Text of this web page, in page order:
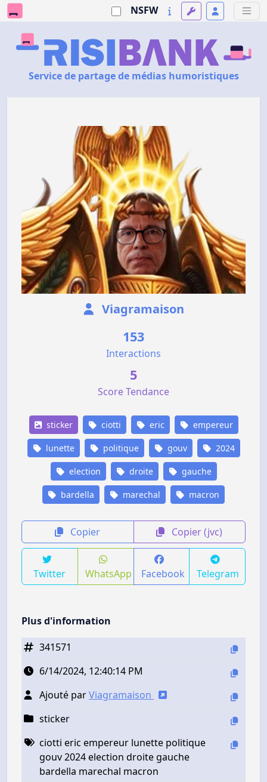
NSFW
Service de partage de médias humoristiques
Viagramaison
153
Interactions
5
Score Tendance
sticker ciotti eric empereur
lunette politique gouv 2024
election droite gauche
bardella marechal macron
Copier Copier (jvc)
Twitter WhatsApp Facebook Telegram
Plus d'information
341571
6/14/2024, 12:40:14 PM
Ajouté parViagramaison
sticker
ciotti eric empereur lunette politique
gouv 2024 election droite gauche
bardella marechal macron